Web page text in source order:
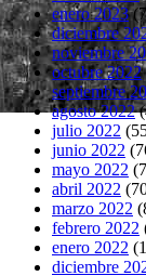
enero 2023
diciembre
noviembre
octubre 2022
septiembre
agosto 2022
julio 2022
junio 2022
mayo 2022
abril 2022
marzo 2022
febrero 2022
enero 2022
diciembre